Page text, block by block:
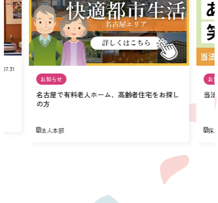
お知らせ
名古屋で有料老人ホーム、高齢者住宅をお探し
の方
法人本部
お
当
採